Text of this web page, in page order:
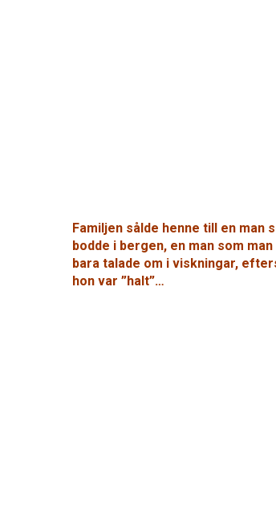
Familjen sålde henne till en man
bodde i bergen, en man som man
bara talade om i viskningar,
hon var ”halt”…